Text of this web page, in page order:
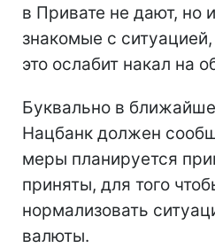
в Привате не дают, но
знакомые с ситуацией,
это ослабит накал на
Буквально в
Нацбанк должен
меры планируется
приняты, для того
нормализовать
валюты.